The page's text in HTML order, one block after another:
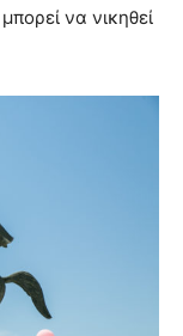
να νικηθεί